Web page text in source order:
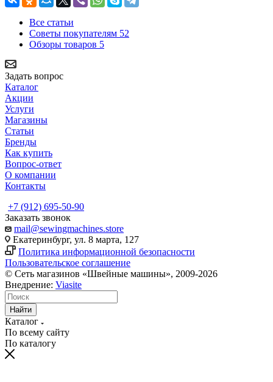
Все статьи
Советы покупателям 52
Обзоры товаров 5
Задать вопрос
Каталог
Акции
Услуги
Магазины
Статьи
Бренды
Как купить
Вопрос-ответ
О компании
Контакты
+7 (912) 695-50-90
Заказать звонок
mail@sewingmachines.store
Екатеринбург, ул. 8 марта, 127
Политика информационной безопасности
Пользовательское соглашение
© Сеть магазинов «Швейные машины», 2009-2026
Внедрение: Viasite
Найти
Каталог
По всему сайту
По каталогу